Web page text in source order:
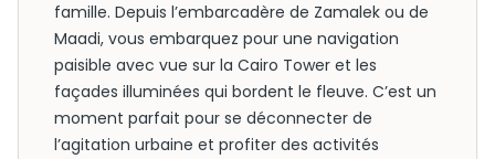
famille. Depuis l’embarcadère de Zamalek ou de
Maadi, vous embarquez pour une navigation
paisible avec vue sur la Cairo Tower et les
façades illuminées qui bordent le fleuve. C’est un
moment parfait pour se déconnecter de
l’agitation urbaine et profiter des activités